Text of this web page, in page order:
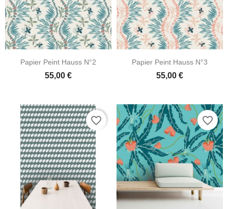
Papier Peint Hauss N°2
55,00 €
Papier Peint Hauss N°3
55,00 €
favorite_border favorite_border